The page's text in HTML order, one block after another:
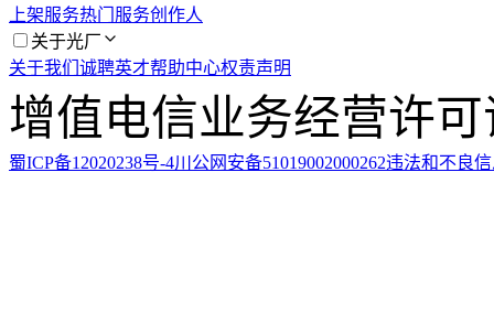
上架服务热门服务创作人
关于光厂
关于我们 诚聘英才帮助中心权责声明
增值电信业务经营许可
蜀ICP备12020238号-4川公网安备51019002000262违法和不良